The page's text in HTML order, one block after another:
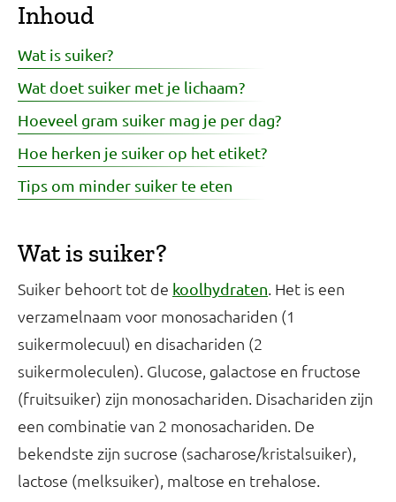
Inhoud
Wat is suiker?
Wat doet suiker met je lichaam?
Hoeveel gram suiker mag je per dag?
Hoe herken je suiker op het etiket?
Tips om minder suiker te eten
Wat is suiker?
Suiker behoort tot de koolhydraten. Het is een
verzamelnaam voor monosachariden (1
suikermolecuul) en disachariden (2
suikermoleculen). Glucose, galactose en fructose
(fruitsuiker) zijn monosachariden. Disachariden zijn
een combinatie van 2 monosachariden. De
bekendste zijn sucrose (sacharose/kristalsuiker),
lactose (melksuiker), maltose en trehalose.